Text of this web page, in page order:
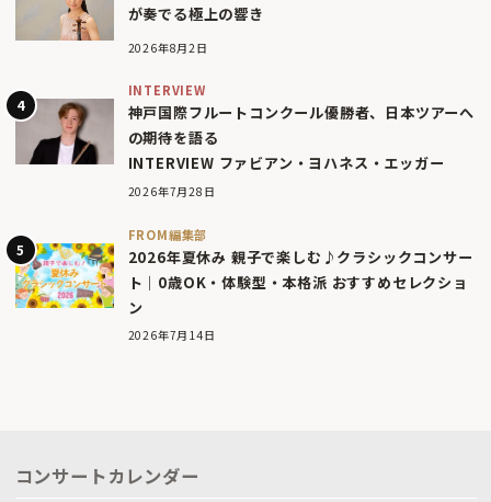
が奏でる極上の響き
2026年8月2日
INTERVIEW
神戸国際フルートコンクール優勝者、日本ツアーへ
の期待を語る
INTERVIEW ファビアン・ヨハネス・エッガー
2026年7月28日
FROM編集部
2026年夏休み 親子で楽しむ♪クラシックコンサー
ト｜0歳OK・体験型・本格派 おすすめセレクショ
ン
2026年7月14日
コンサートカレンダー